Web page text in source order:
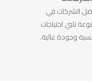
الشركات في
تلبي احتياجات
وجودة عالية.